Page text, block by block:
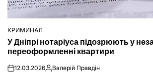
ОПУБЛІКУВАТИ
У
КРИМИНАЛ
У Дніпрі нотаріуса підозрюють у
переоформленні квартири
on12.03.2026Опубліковано
Валерій Правдін